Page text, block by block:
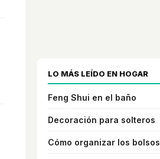
LO MÁS LEÍDO EN HOGAR
Feng Shui en el baño
Decoración para solteros
Cómo organizar los bolsos